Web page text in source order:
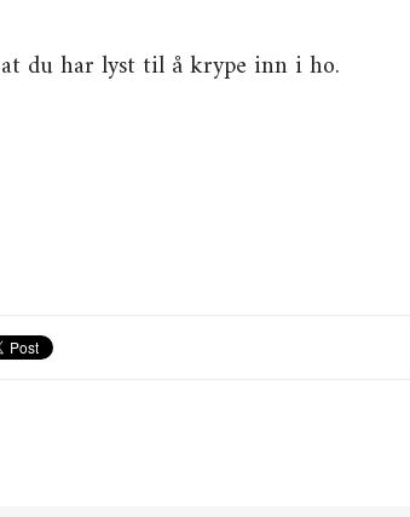
du har lyst til å krype inn i ho.